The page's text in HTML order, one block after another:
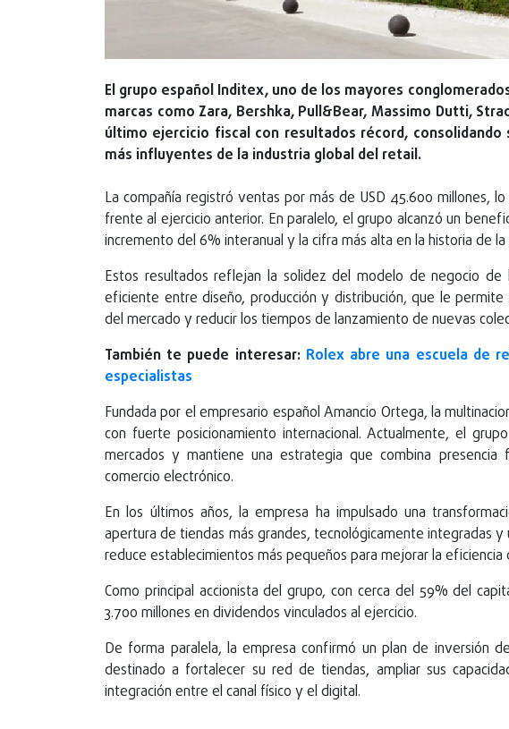
El grupo español Inditex, uno de los mayores
marcas como Zara, Bershka, Pull&Bear, Massimo Dutti,
último ejercicio fiscal con resultados récord,
más influyentes de la industria global del retail.
La compañía registró ventas por más de USD 45.600 millones,
frente al ejercicio anterior. En paralelo, el grupo alcanzó un
incremento del 6% interanual y la cifra más alta en la historia de la
Estos resultados reflejan la solidez del modelo de negocio de
eficiente entre diseño, producción y distribución, que le
del mercado y reducir los tiempos de lanzamiento de nuevas
También te puede interesar: Rolex abre una escuela de
especialistas
Fundada por el empresario español Amancio Ortega, la
con fuerte posicionamiento internacional. Actualmente, el
mercados y mantiene una estrategia que combina
comercio electrónico.
En los últimos años, la empresa ha impulsado una
apertura de tiendas más grandes, tecnológicamente integradas
reduce establecimientos más pequeños para mejorar la eficiencia
Como principal accionista del grupo, con cerca del 59% del
3.700 millones en dividendos vinculados al ejercicio.
De forma paralela, la empresa confirmó un plan de inversión
destinado a fortalecer su red de tiendas, ampliar sus
integración entre el canal físico y el digital.